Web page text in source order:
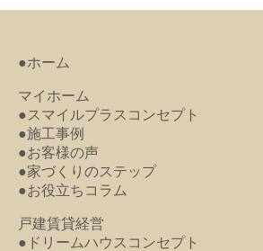
●ホーム
マイホーム
●スマイルプラスコンセプト
●施工事例
●お客様の声
●家づくりのステップ
●お役立ちコラム
戸建賃貸経営
●ドリームハウスコンセプト